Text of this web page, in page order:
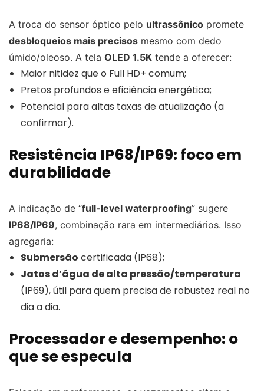
A troca do sensor óptico pelo ultrassônico promete
desbloqueios mais precisos mesmo com dedo
úmido/oleoso. A tela OLED 1.5K tende a oferecer:
Maior nitidez que o Full HD+ comum;
Pretos profundos e eficiência energética;
Potencial para altas taxas de atualização (a
confirmar).
Resistência IP68/IP69: foco em
durabilidade
A indicação de “full-level waterproofing” sugere
IP68/IP69, combinação rara em intermediários. Isso
agregaria:
Submersão certificada (IP68);
Jatos d’água de alta pressão/temperatura
(IP69), útil para quem precisa de robustez real no
dia a dia.
Processador e desempenho: o
que se especula